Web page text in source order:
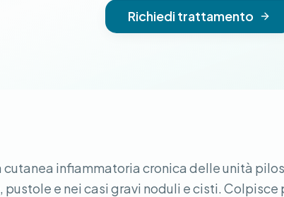
Richiedi trattamento
cutanea infiammatoria cronica delle unità
e nei casi gravi noduli e cisti. Colpisce